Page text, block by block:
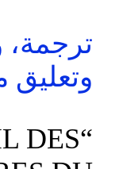
ترجمة،
وتعليق
DES